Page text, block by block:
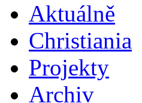
Aktuálně
Christiania
Projekty
Archiv